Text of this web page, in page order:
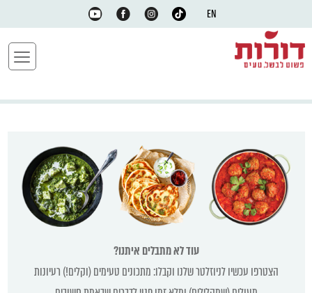
EN
עוד לא מתבלים איתנו?
הצטרפו עכשיו לניוזלטר שלנו וקבלו: מתכונים טעימים (וקלים!) רעיונות